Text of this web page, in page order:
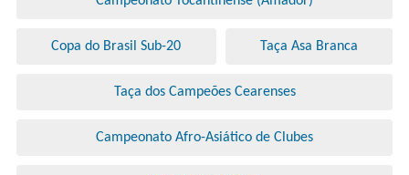
Copa do Brasil Sub-20 Taça Asa Branca
Taça dos Campeões Cearenses
Campeonato Afro-Asiático de Clubes